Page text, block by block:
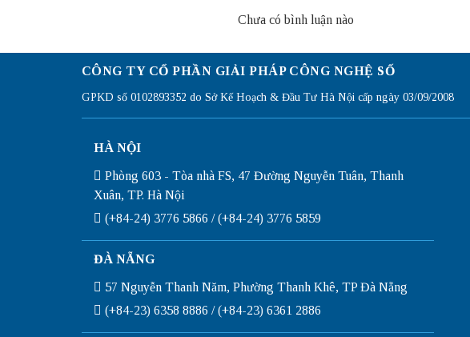
Chưa có bình luận nào
CÔNG TY CỔ PHẦN GIẢI PHÁP CÔNG NGHỆ SỐ
GPKD số 0102893352 do Sở Kế Hoạch & Đầu Tư Hà Nội cấp ngày 03/09/2008
HÀ NỘI
Phòng 603 - Tòa nhà FS, 47 Đường Nguyễn Tuân, Thanh
Xuân, TP. Hà Nội
(+84-24) 3776 5866 / (+84-24) 3776 5859
ĐÀ NẴNG
57 Nguyễn Thanh Năm, Phường Thanh Khê, TP Đà Nẵng
(+84-23) 6358 8886 / (+84-23) 6361 2886